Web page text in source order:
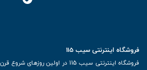
فروشگاه اینترنتی سیب 115